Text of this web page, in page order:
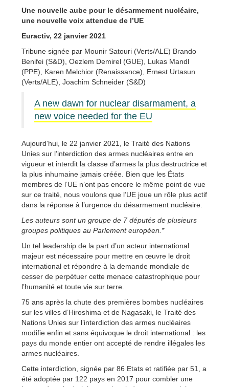
Une nouvelle aube pour le désarmement nucléaire,
une nouvelle voix attendue de l’UE
Euractiv, 22 janvier 2021
Tribune signée par Mounir Satouri (Verts/ALE) Brando
Benifei (S&D), Oezlem Demirel (GUE), Lukas Mandl
(PPE), Karen Melchior (Renaissance), Ernest Urtasun
(Verts/ALE), Joachim Schneider (S&D)
A new dawn for nuclear disarmament, a
new voice needed for the EU
Aujourd’hui, le 22 janvier 2021, le Traité des Nations
Unies sur l’interdiction des armes nucléaires entre en
vigueur et interdit la classe d’armes la plus destructrice et
la plus inhumaine jamais créée. Bien que les États
membres de l’UE n’ont pas encore le même point de vue
sur ce traité, nous voulons que l’UE joue un rôle plus actif
dans la réponse à l’urgence du désarmement nucléaire.
Les auteurs sont un groupe de 7 députés de plusieurs
groupes politiques au Parlement européen.*
Un tel leadership de la part d’un acteur international
majeur est nécessaire pour mettre en œuvre le droit
international et répondre à la demande mondiale de
cesser de perpétuer cette menace catastrophique pour
l’humanité et toute vie sur terre.
75 ans après la chute des premières bombes nucléaires
sur les villes d’Hiroshima et de Nagasaki, le Traité des
Nations Unies sur l’interdiction des armes nucléaires
modifie enfin et sans équivoque le droit international : les
pays du monde entier ont accepté de rendre illégales les
armes nucléaires.
Cette interdiction, signée par 86 Etats et ratifiée par 51, a
été adoptée par 122 pays en 2017 pour combler une